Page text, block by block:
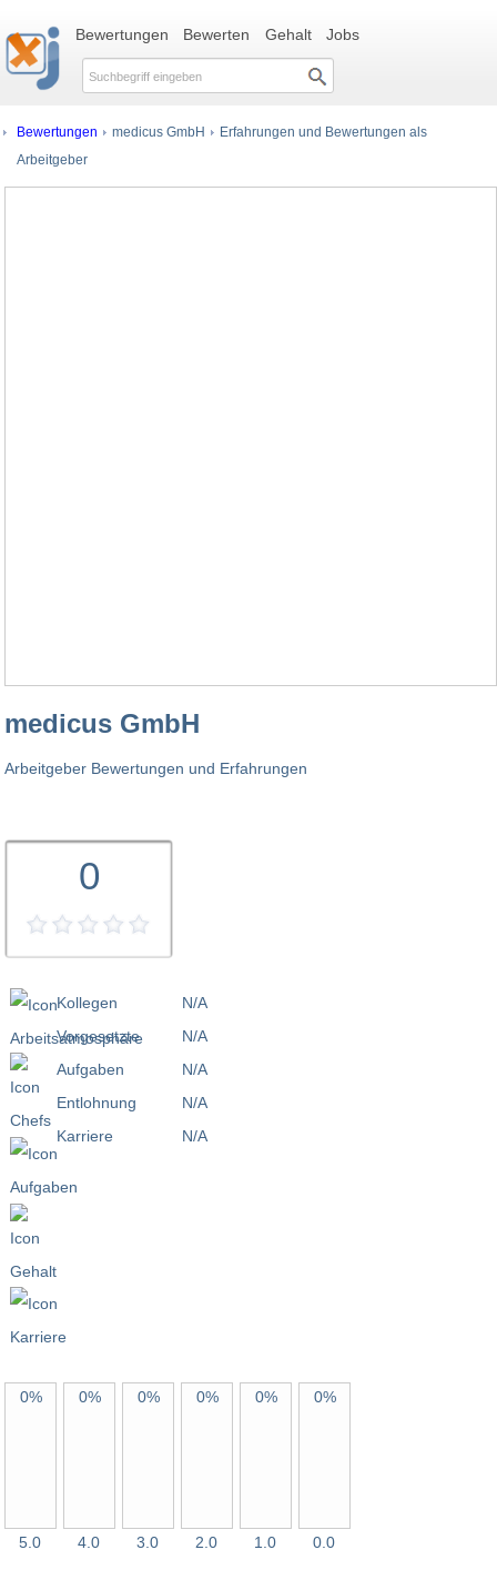
Bewertungen Bewerten Gehalt Jobs
Bewertungen medicus GmbH Erfahrungen und Bewertungen als
Arbeitgeber
medicus GmbH
Arbeitgeber Bewertungen und Erfahrungen
0
Kollegen
Vorgesetzte
Aufgaben
Entlohnung
Karriere
N/A
N/A
N/A
N/A
N/A
0%
5.0
0%
4.0
0%
3.0
0%
2.0
0%
1.0
0%
0.0